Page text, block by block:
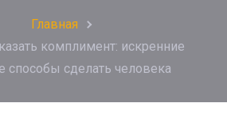
Главная
комплимент: искренние
способы сделать человека